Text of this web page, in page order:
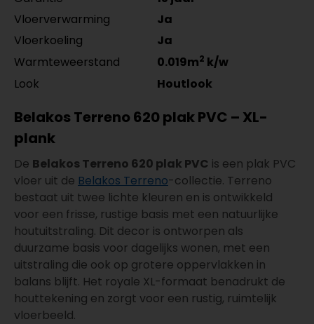
Vloerverwarming
Ja
Vloerkoeling
Ja
Warmteweerstand
0.019m2 k/w
Look
Houtlook
Belakos Terreno 620 plak PVC – XL-
plank
De Belakos Terreno 620 plak PVC is een plak PVC
vloer uit de Belakos Terreno-collectie. Terreno
bestaat uit twee lichte kleuren en is ontwikkeld
voor een frisse, rustige basis met een natuurlijke
houtuitstraling. Dit decor is ontworpen als
duurzame basis voor dagelijks wonen, met een
uitstraling die ook op grotere oppervlakken in
balans blijft. Het royale XL-formaat benadrukt de
houttekening en zorgt voor een rustig, ruimtelijk
vloerbeeld.